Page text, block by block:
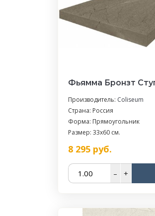
Фьямма Бронзт
Производитель: Coliseum
Страна: Россия
Форма: Прямоугольник
Размер: 33x60 см.
8 295 руб.
– +